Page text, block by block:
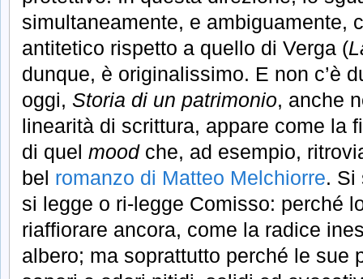
simultaneamente, e ambiguamente,
antitetico rispetto a quello di Verga (
dunque, è originalissimo. E non c’è
oggi, Storia di un patrimonio, anche
linearità di scrittura, appare come la
di quel moodche, ad esempio,
bel romanzo di Matteo Melchiorre. Si
si legge o ri-legge Comisso: perché
riaffiorare ancora, come la radice
albero; ma soprattutto perché le sue